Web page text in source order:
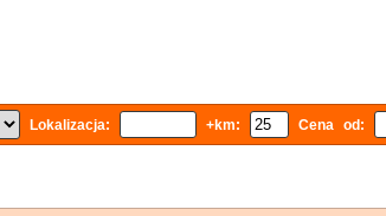
Lokalizacja: +km: Cena od: